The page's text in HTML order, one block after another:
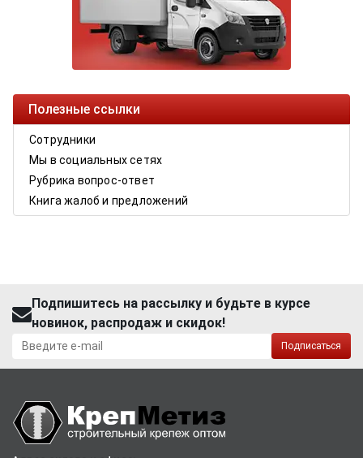
Полезные ссылки
Сотрудники
Мы в социальных сетях
Рубрика вопрос-ответ
Книга жалоб и предложений
Подпишитесь на рассылку и будьте в курсе
новинок, распродаж и скидок!
Подписаться